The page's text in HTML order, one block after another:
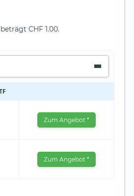
CHF 1.00.
Zum Angebot *
Zum Angebot *